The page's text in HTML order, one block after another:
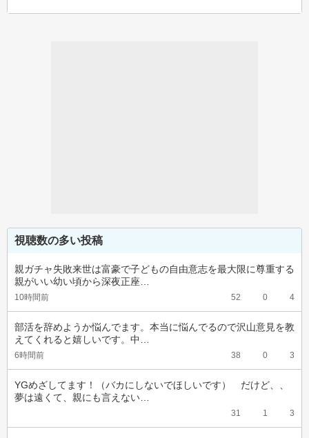
視聴数の多い投稿
親ガチャ失敗来世は富豪で子どもの自由意志を最大限に尊重する
親がいい幼い頃から深夜正座…
10時間前 52 0 4
部活を辞めようか悩んでます。本当に悩んでるので沢山意見を教
えてくれると嬉しいです。中…
6時間前 38 0 3
YGめざしてます！（バカにしないでほしいです）　だけど、、
夢は遠くて、親にも言えない…
31 1 3